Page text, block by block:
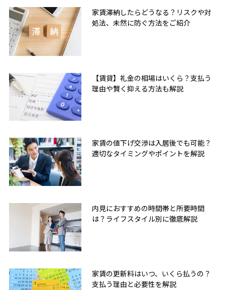
家賃滞納したらどうなる？リスクや対
処法、未然に防ぐ方法をご紹介
【賃貸】礼金の相場はいくら？支払う
理由や賢く抑える方法も解説
家賃の値下げ交渉は入居後でも可能？
適切なタイミングやポイントを解説
内見におすすめの時間帯と所要時間
は？ライフスタイル別に徹底解説
家賃の更新料はいつ、いくら払うの？
支払う理由と必要性を解説